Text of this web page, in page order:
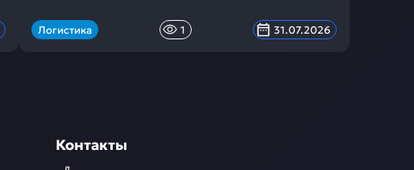
Логистика 1 31.07.2026
Контакты